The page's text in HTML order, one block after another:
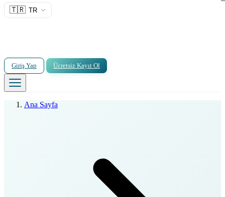
🇹🇷 TR
Giriş Yap Ücretsiz Kayıt Ol
Ana Sayfa